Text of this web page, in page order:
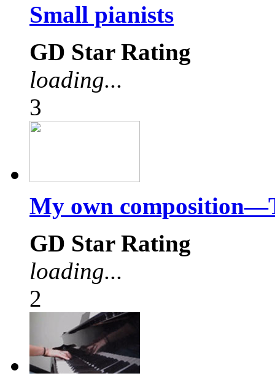
Small pianists
GD Star Rating
loading...
3
My own
GD Star Rating
loading...
2